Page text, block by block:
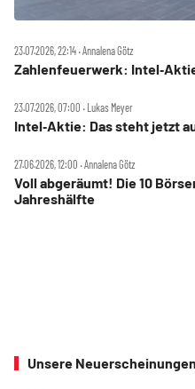
23.07.2026, 22:14 ‧ Annalena Götz
Zahlenfeuerwerk:
23.07.2026, 07:00 ‧ Lukas Meyer
Intel‑Aktie: Das steht jetzt
27.06.2026, 12:00 ‧ Annalena Götz
Voll abgeräumt! Die 10
Jahreshälfte
Unsere Neuerscheinungen